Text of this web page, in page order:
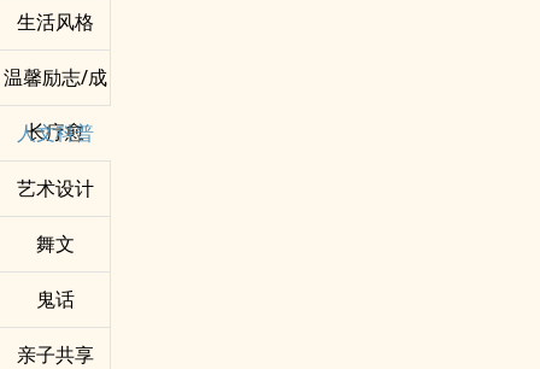
生活风格
温馨励志/成
长疗愈
人文科普
艺术设计
舞文
鬼话
亲子共享